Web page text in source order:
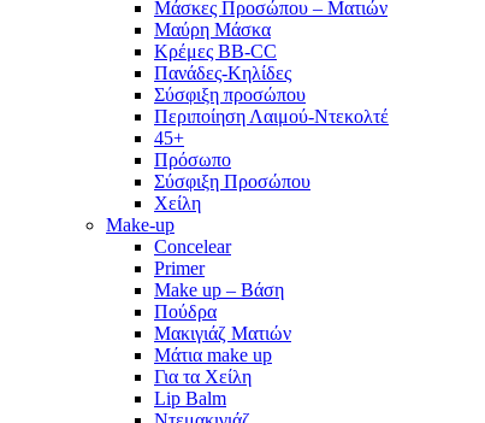
Μάσκες Προσώπου – Ματιών
Μαύρη Μάσκα
Κρέμες BB-CC
Πανάδες-Κηλίδες
Σύσφιξη προσώπου
Περιποίηση Λαιμού-Ντεκολτέ
45+
Πρόσωπο
Σύσφιξη Προσώπου
Χείλη
Make-up
Concelear
Primer
Make up – Βάση
Πούδρα
Μακιγιάζ Ματιών
Μάτια make up
Για τα Χείλη
Lip Balm